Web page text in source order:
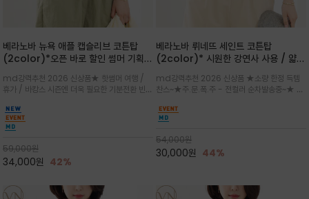
베라노바 뉴욕 애플 캡슬리브 코튼탑
(2color)*오픈 바로 할인 썸머 기획
★ 한정수량 제작 ★ 강연 코튼으로 빈
티지 프린트로 여름 하의와 모두 잘어울
리는 그래픽
md강력추천 2026 신상품★ 핫썸머 여행 /
휴가 / 바캉스 시즌엔 더욱 필요한 기분전환 빈티
부에 산뜻하게 닿는 프리미엄 /답답함 없는 라운
드 넥라인과 자연스럽게 어깨를 감싸는 캡슬리브
디자인이 팔 라인을 더욱 날씬
59,000원
34,000원 42%
베라노바 뤼네뜨 세인트 코튼탑
(2color)* 시원한 강연사 사용 / 얇고
피부에 잘 달라붙지 않아 통기성이 탁월
md강력추천 2026 신상품 ★소량 한정 득템
찬스~★주.문.폭.주 - 전컬러 순차발송중~★ 감
라인과 여유 있는 스탠다드 핏으로 부담 없이 착
용/과하지 않은 프린트 디테일이 룩에 세련된 위
트를 더해 데일리 룩에 포인트
54,000원
30,000원 44%